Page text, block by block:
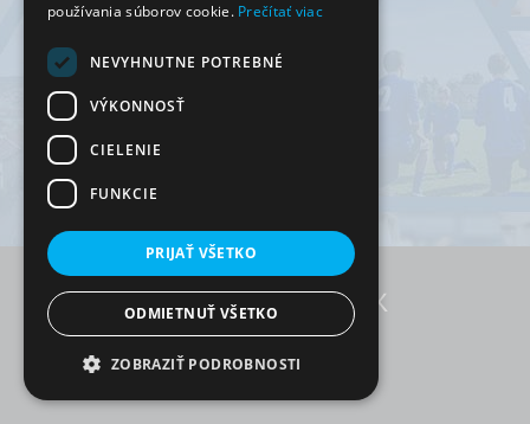
používania súborov cookie. Prečítať viac
NEVYHNUTNE POTREBNÉ
VÝKONNOSŤ
CIELENIE
FUNKCIE
PRIJAŤ VŠETKO
ODMIETNUŤ VŠETKO
ZOBRAZIŤ PODROBNOSTI